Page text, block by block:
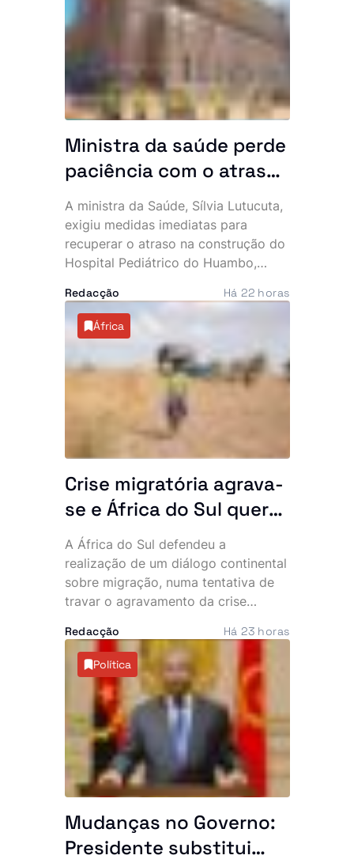
partido, que apresentou
condolências à família, militantes,
simpatizantes e amigos.
Ministra da saúde perde
paciência com o atraso
do hospital de 140
milhões de dólares no
Huambo
A ministra da Saúde, Sílvia Lutucuta,
exigiu medidas imediatas para
recuperar o atraso na construção do
Hospital Pediátrico do Huambo,
empreitada, iniciada em 2023,
apresenta uma execução física
inferior a 50%, quando já deveria
rondar os 80%. Apesar do cenário, a
governante acredita que a unidade
poderá ser concluída e inaugurada
ainda este ano.
Redacção Há 22 horas
África
Crise migratória agrava-
se e África do Sul quer
resposta conjunta do
continente
A África do Sul defendeu a
realização de um diálogo continental
sobre migração, numa tentativa de
travar o agravamento da crise
manifestações anti-imigração e
ataques contra cidadãos
estrangeiros. O tema deverá dominar
a próxima cimeira da Comunidade de
Desenvolvimento da África Austral
(SADC), marcada para este mês, em
Durban.
Redacção Há 23 horas
Política
Mudanças no Governo:
Presidente substitui